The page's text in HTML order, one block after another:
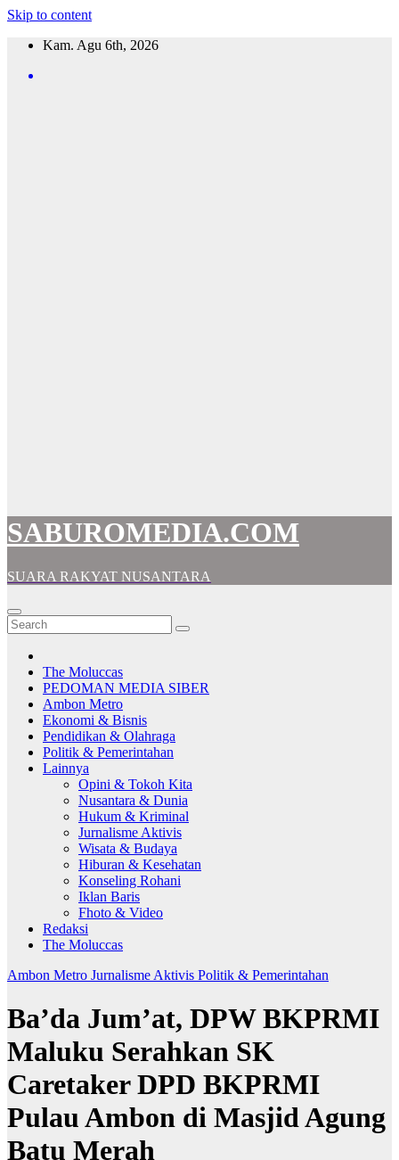
Skip to content
Kam. Agu 6th, 2026
SABUROMEDIA.COM
SUARA RAKYAT NUSANTARA
The Moluccas
PEDOMAN MEDIA SIBER
Ambon Metro
Ekonomi & Bisnis
Pendidikan & Olahraga
Politik & Pemerintahan
Lainnya
Opini & Tokoh Kita
Nusantara & Dunia
Hukum & Kriminal
Jurnalisme Aktivis
Wisata & Budaya
Hiburan & Kesehatan
Konseling Rohani
Iklan Baris
Fhoto & Video
Redaksi
The Moluccas
Ambon Metro Jurnalisme Aktivis Politik & Pemerintahan
Ba’da Jum’at, DPW BKPRMI
Maluku Serahkan SK
Caretaker DPD BKPRMI
Pulau Ambon di Masjid Agung
Batu Merah